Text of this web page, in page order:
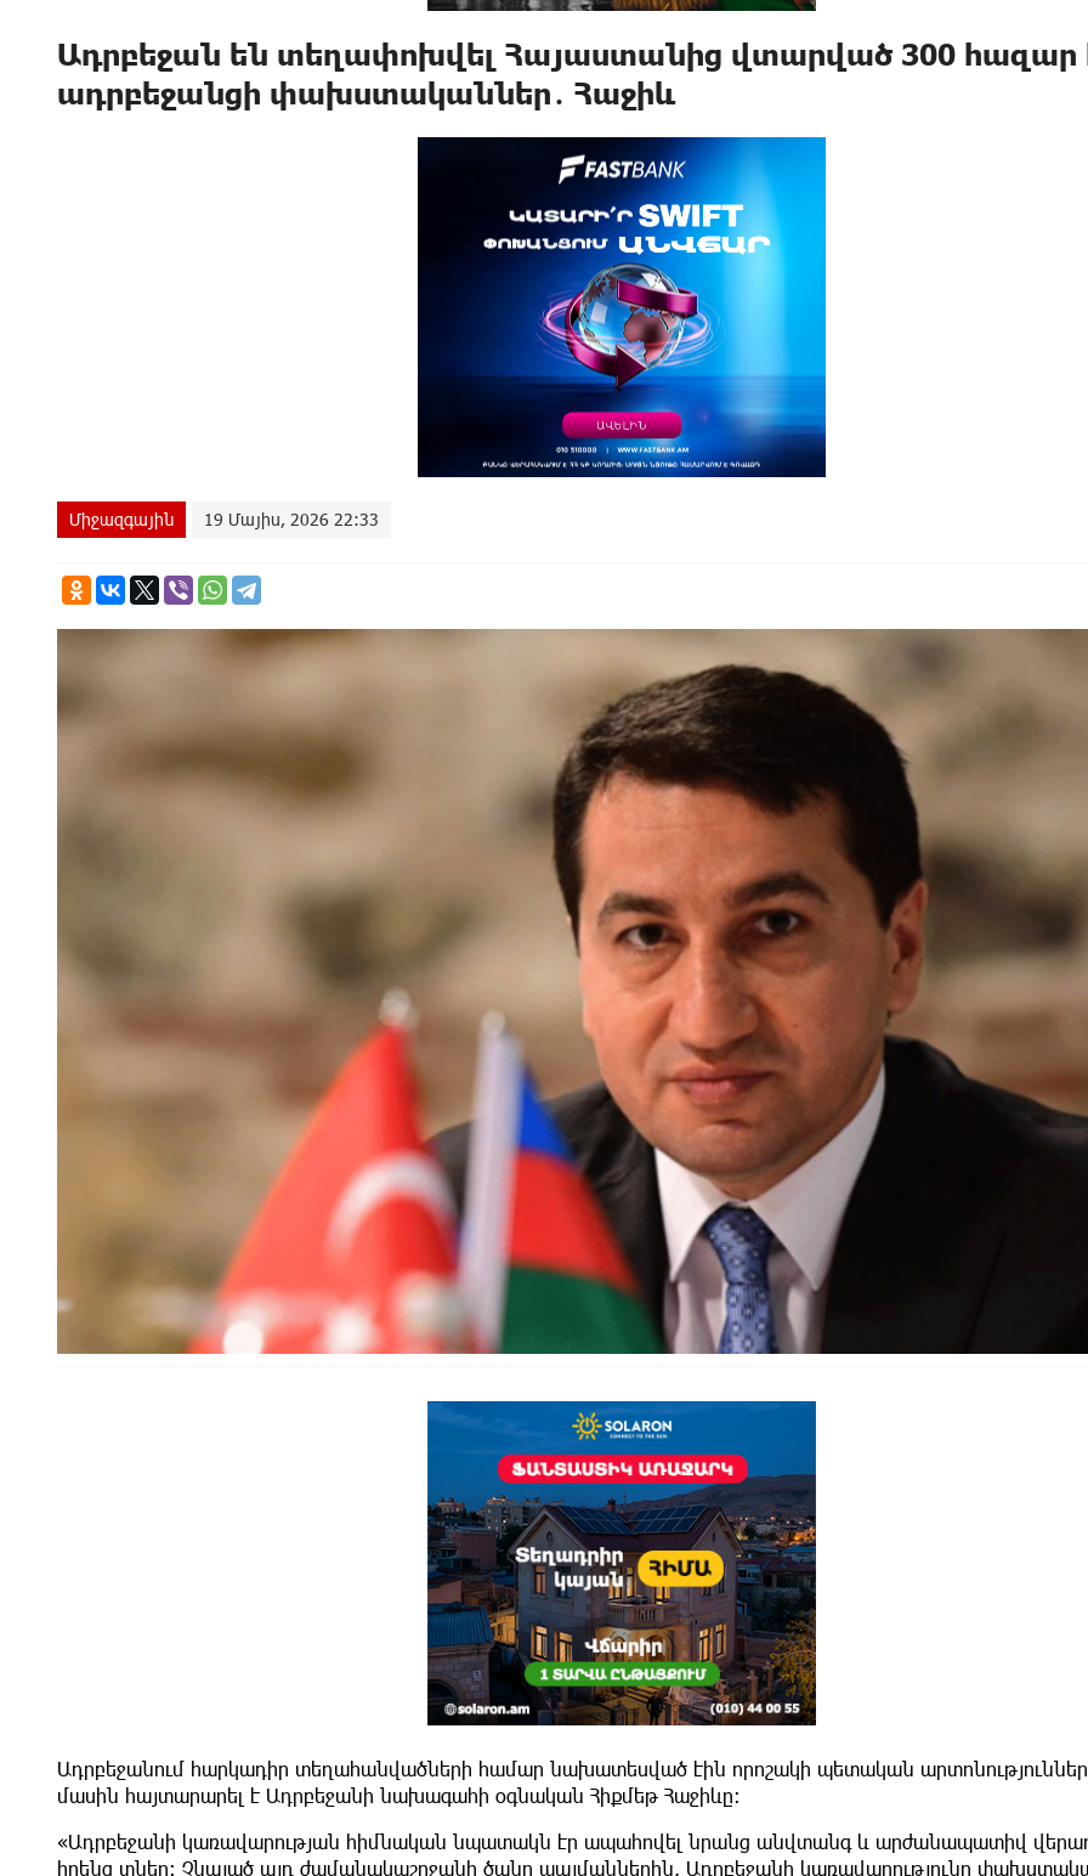
Ադրբեջան են տեղափոխվել Հայաստանից վտարված 300 հազար
ադրբեջանցի փախստականներ․ Հաջիև
Միջազգային 19 Մայիս, 2026 22:33
Ադրբեջանում հարկադիր տեղահանվածների համար նախատեսված էին որոշակի պետական
մասին հայտարարել է Ադրբեջանի նախագահի օգնական Հիքմեթ Հաջիևը։
«Ադրբեջանի կառավարության հիմնական նպատակն էր ապահովել նրանց անվտանգ և արժանապատիվ
իրենց տներ: Չնայած այդ ժամանակաշրջանի ծանր պայմաններին, Ադրբեջանի կառավարությունը